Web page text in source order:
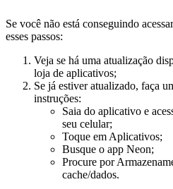
Se você não está conseguindo
esses passos:
Veja se há uma atualização
loja de aplicativos;
Se já estiver atualizado, faça
instruções:
Saia do aplicativo e
seu celular;
Toque em Aplicativos;
Busque o app Neon;
Procure por
cache/dados.